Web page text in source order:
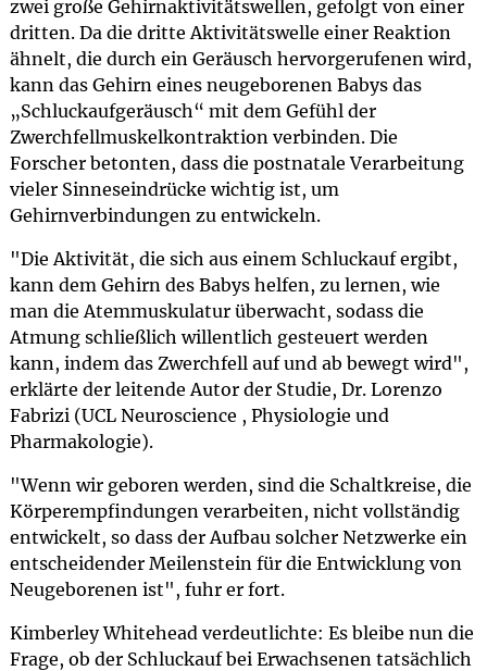
zwei große Gehirnaktivitätswellen, gefolgt von einer
dritten. Da die dritte Aktivitätswelle einer Reaktion
ähnelt, die durch ein Geräusch hervorgerufenen wird,
kann das Gehirn eines neugeborenen Babys das
„Schluckaufgeräusch“ mit dem Gefühl der
Zwerchfellmuskelkontraktion verbinden. Die
Forscher betonten, dass die postnatale Verarbeitung
vieler Sinneseindrücke wichtig ist, um
Gehirnverbindungen zu entwickeln.
"Die Aktivität, die sich aus einem Schluckauf ergibt,
kann dem Gehirn des Babys helfen, zu lernen, wie
man die Atemmuskulatur überwacht, sodass die
Atmung schließlich willentlich gesteuert werden
kann, indem das Zwerchfell auf und ab bewegt wird",
erklärte der leitende Autor der Studie, Dr. Lorenzo
Fabrizi (UCL Neuroscience , Physiologie und
Pharmakologie).
"Wenn wir geboren werden, sind die Schaltkreise, die
Körperempfindungen verarbeiten, nicht vollständig
entwickelt, so dass der Aufbau solcher Netzwerke ein
entscheidender Meilenstein für die Entwicklung von
Neugeborenen ist", fuhr er fort.
Kimberley Whitehead verdeutlichte: Es bleibe nun die
Frage, ob der Schluckauf bei Erwachsenen tatsächlich